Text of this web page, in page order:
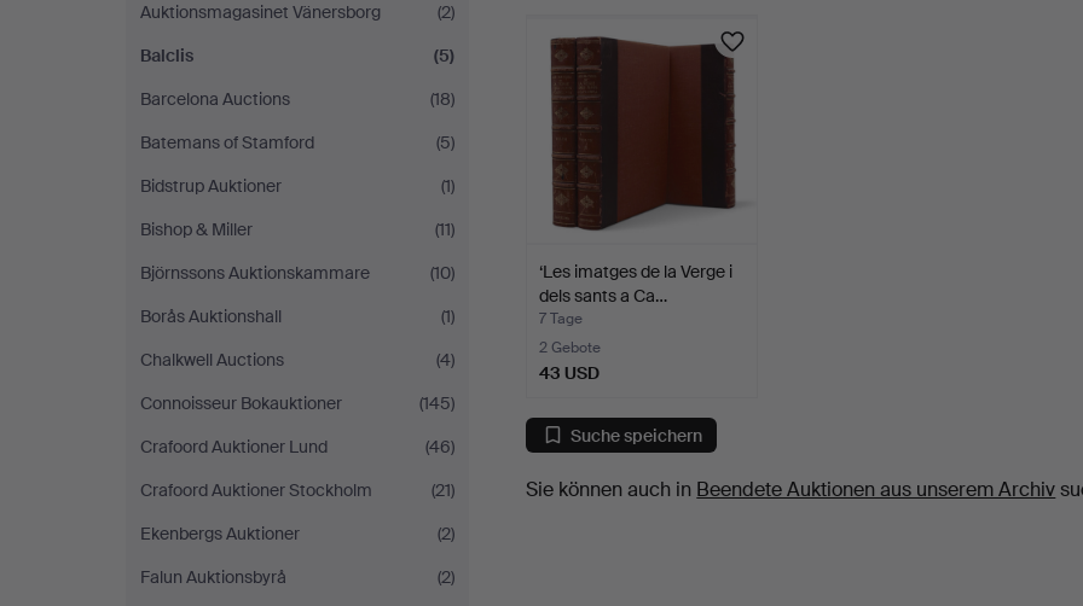
Auktionsmagasinet Vänersborg
(2)
Balclis
(5)
Barcelona Auctions
(18)
Batemans of Stamford
(5)
Bidstrup Auktioner
(1)
Bishop & Miller
(11)
Björnssons Auktionskammare
(10)
Borås Auktionshall
(1)
Chalkwell Auctions
(4)
Connoisseur Bokauktioner
(145)
Crafoord Auktioner Lund
(46)
Crafoord Auktioner Stockholm
(21)
Ekenbergs Auktioner
(2)
Falun Auktionsbyrå
(2)
‘Les imatges de la Verge i
dels sants a Ca…
7 Tage
2 Gebote
43 USD
Suche speichern
Sie können auch in Beendete Auktionen aus unserem Archiv